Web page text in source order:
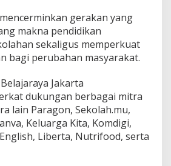
gerakan yang
makna pendidikan
sekaligus memperkuat
bagi perubahan masyarakat.
Jakarta
dukungan berbagai mitra
lain Paragon, Sekolah.mu,
Keluarga Kita, Komdigi,
Liberta, Nutrifood, serta